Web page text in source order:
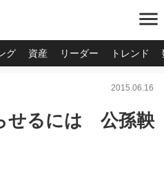
menu
グ 資産 リーダー トレンド
2015.06.16
せるには 公孫鞅